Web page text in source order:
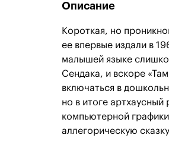
Описание
Короткая, но
ее впервые издали в
малышей языке
Сендака, и вскоре
включаться в
но в итоге
компьютерной
аллегорическую